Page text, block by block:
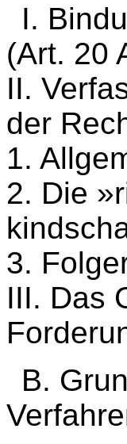
I.
(Art. 20
II.
der
1.
2. Die
3.
III. Das
B.